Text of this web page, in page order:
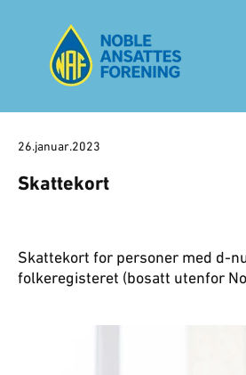
26.januar.2023
Skattekort
Skattekort for personer med d-
folkeregisteret (bosatt utenfor